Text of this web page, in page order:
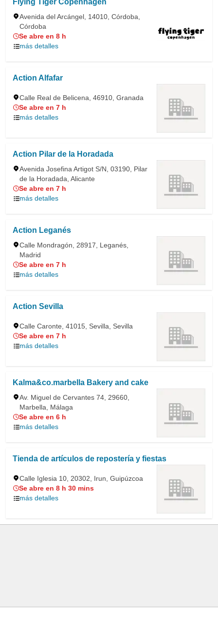
Flying Tiger Copenhagen
Avenida del Arcángel, 14010, Córdoba,
Córdoba
Se abre en 8 h
más detalles
Action Alfafar
Calle Real de Belicena, 46910, Granada
Se abre en 7 h
más detalles
Action Pilar de la Horadada
Avenida Josefina Artigot S/N, 03190, Pilar
de la Horadada, Alicante
Se abre en 7 h
más detalles
Action Leganés
Calle Mondragón, 28917, Leganés,
Madrid
Se abre en 7 h
más detalles
Action Sevilla
Calle Caronte, 41015, Sevilla, Sevilla
Se abre en 7 h
más detalles
Kalma&co.marbella Bakery and cake
Av. Miguel de Cervantes 74, 29660,
Marbella, Málaga
Se abre en 6 h
más detalles
Tienda de artículos de repostería y fiestas
Calle Iglesia 10, 20302, Irun, Guipúzcoa
Se abre en 8 h 30 mins
más detalles